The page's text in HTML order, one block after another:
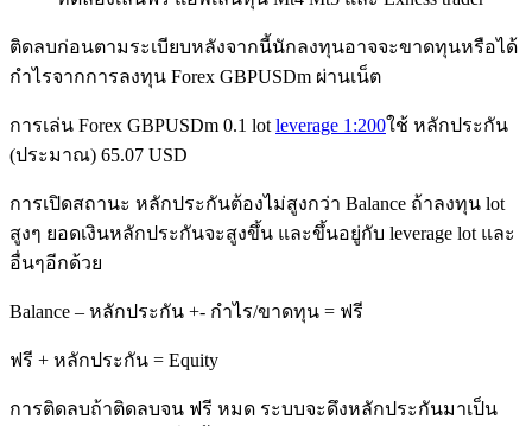
ติดลบก่อนตามระเบียบหลังจากนี้นักลงทุนอาจจะขาดทุนหรือได้
กำไรจากการลงทุน Forex GBPUSDm ผ่านเน็ต
การเล่น Forex GBPUSDm 0.1 lot leverage 1:200ใช้ หลักประกัน
(ประมาณ) 65.07 USD
การเปิดสถานะ หลักประกันต้องไม่สูงกว่า Balance ถ้าลงทุน lot
สูงๆ ยอดเงินหลักประกันจะสูงขึ้น และขึ้นอยู่กับ leverage lot และ
อื่นๆอีกด้วย
Balance – หลักประกัน +- กำไร/ขาดทุน = ฟรี
ฟรี + หลักประกัน = Equity
การติดลบถ้าติดลบจน ฟรี หมด ระบบจะดึงหลักประกันมาเป็น